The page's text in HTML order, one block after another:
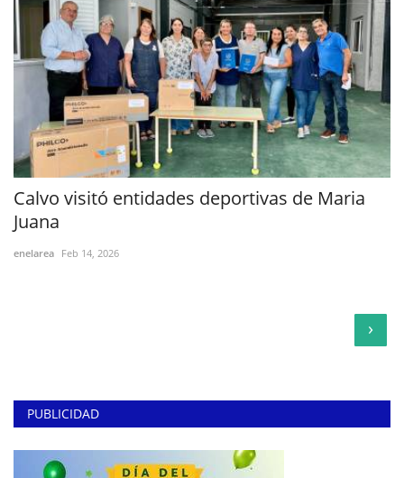
Calvo visitó entidades deportivas de Maria
Juana
enelarea Feb 14, 2026
›
PUBLICIDAD